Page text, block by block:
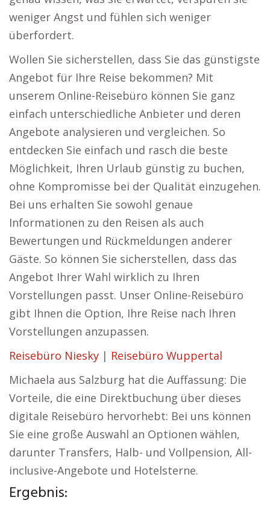
weniger Angst und fühlen sich weniger
überfordert.
Wollen Sie sicherstellen, dass Sie das günstigste
Angebot für Ihre Reise bekommen? Mit
unserem Online-Reisebüro können Sie ganz
einfach unterschiedliche Anbieter und deren
Angebote analysieren und vergleichen. So
entdecken Sie einfach und rasch die beste
Möglichkeit, Ihren Urlaub günstig zu buchen,
ohne Kompromisse bei der Qualität einzugehen.
Bei uns erhalten Sie sowohl genaue
Informationen zu den Reisen als auch
Bewertungen und Rückmeldungen anderer
Gäste. So können Sie sicherstellen, dass das
Angebot Ihrer Wahl wirklich zu Ihren
Vorstellungen passt. Unser Online-Reisebüro
gibt Ihnen die Option, Ihre Reise nach Ihren
Vorstellungen anzupassen.
Reisebüro Niesky | Reisebüro Wuppertal
Michaela aus Salzburg hat die Auffassung: Die
Vorteile, die eine Direktbuchung über dieses
digitale Reisebüro hervorhebt: Bei uns können
Sie eine große Auswahl an Optionen wählen,
darunter Transfers, Halb- und Vollpension, All-
inclusive-Angebote und Hotelsterne.
Ergebnis: